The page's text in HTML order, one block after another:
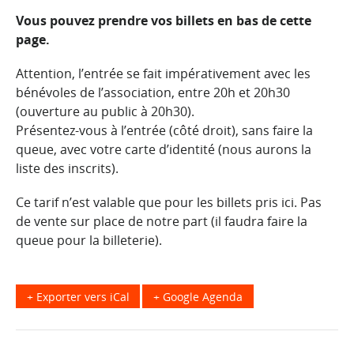
Vous pouvez prendre vos billets en bas de cette
page.
Attention, l’entrée se fait impérativement avec les
bénévoles de l’association, entre 20h et 20h30
(ouverture au public à 20h30).
Présentez-vous à l’entrée (côté droit), sans faire la
queue, avec votre carte d’identité (nous aurons la
liste des inscrits).
Ce tarif n’est valable que pour les billets pris ici. Pas
de vente sur place de notre part (il faudra faire la
queue pour la billeterie).
+ Google Agenda
+ Exporter vers iCal